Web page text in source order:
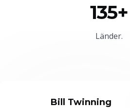
135+
Länder.
Bill Twinning